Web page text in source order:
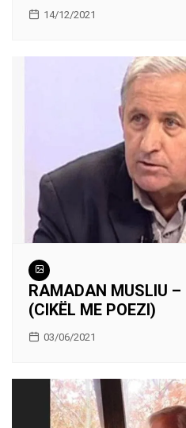
14/12/2021
RAMADAN MUSLIU –
(CIKËL ME POEZI)
03/06/2021